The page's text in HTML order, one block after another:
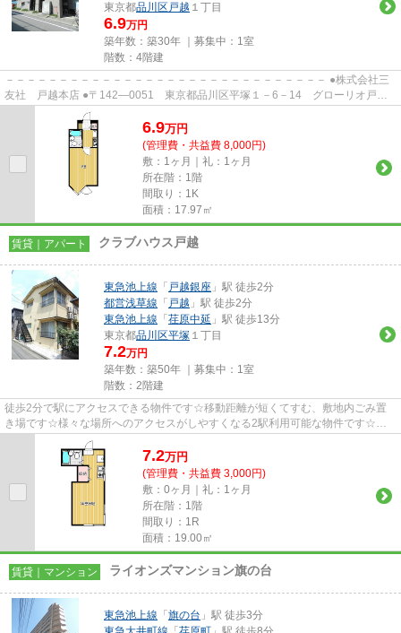
東京都品川区 戸越 １丁目
6.9万円
築年数：築30年 ｜募集中： 1室
階数：4階建
－－－－－－－－－－－－－－－－－－－－－－－－－－－－－－ ●株式会社三
友社 戸越本店 ●〒142―0051 東京都品川区平塚１－6－14 グローリオ戸越
銀座1階 ●TEL：03-3783-1218...
6.9万円
(管理費・共益費 8,000円)
敷：1ヶ月｜礼：1ヶ月
所在階：1階
間取り：1K
面積：17.97㎡
賃貸｜アパート クラブハウス戸越
東急池上線 「 戸越銀座 」駅 徒歩2分
都営浅草線 「 戸越 」駅 徒歩2分
東急池上線 「 荏原中延 」駅 徒歩13分
東京都品川区平塚 １丁目
7.2万円
築年数：築50年 ｜募集中： 1室
階数：2階建
徒歩2分で駅にアクセスできる物件です☆移動距離が短くてすむ、敷地内ごみ置
き場です☆様々な場所へのアクセスがしやすくなる2駅利用可能な物件です☆使
い勝手の良いアパートでイチオシの...
7.2万円
(管理費・共益費 3,000円)
敷：0ヶ月｜礼：1ヶ月
所在階：1階
間取り：1R
面積：19.00㎡
賃貸｜マンション ライオンズマンション旗の台
東急池上線 「 旗の台 」駅 徒歩3分